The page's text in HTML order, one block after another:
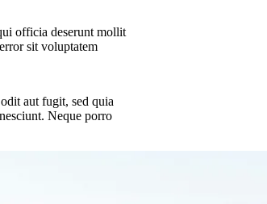
officia deserunt mollit
sit voluptatem
aut fugit, sed quia
Neque porro